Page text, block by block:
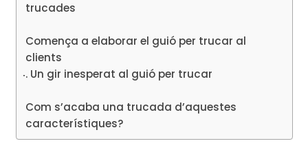
trucades
Comença a elaborar el guió per trucar al
clients
Un gir inesperat al guió per trucar
Com s’acaba una trucada d’aquestes
característiques?